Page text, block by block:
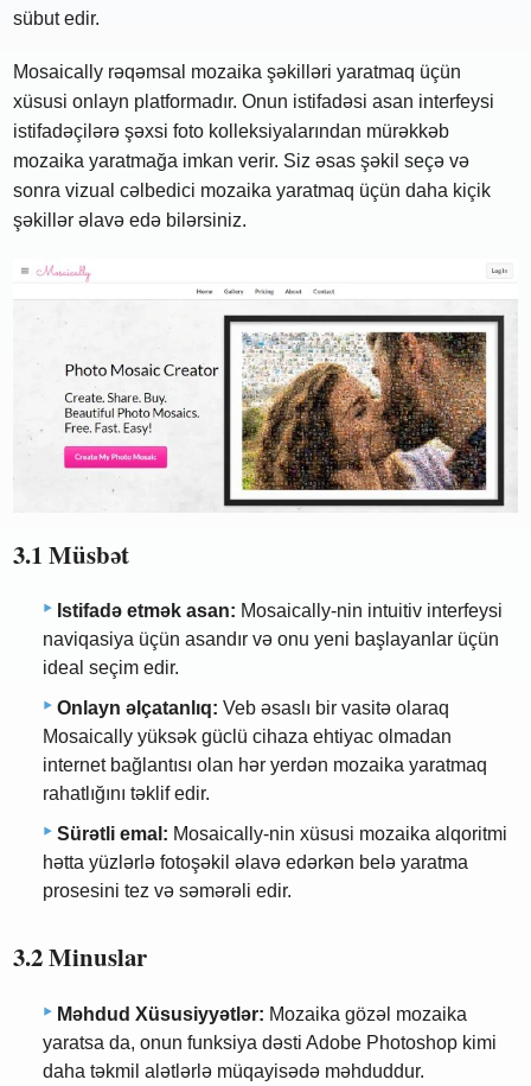
sübut edir.
Mosaically rəqəmsal mozaika şəkilləri yaratmaq üçün
xüsusi onlayn platformadır. Onun istifadəsi asan interfeysi
istifadəçilərə şəxsi foto kolleksiyalarından mürəkkəb
mozaika yaratmağa imkan verir. Siz əsas şəkil seçə və
sonra vizual cəlbedici mozaika yaratmaq üçün daha kiçik
şəkillər əlavə edə bilərsiniz.
3.1 Müsbət
Istifadə etmək asan: Mosaically-nin intuitiv interfeysi
naviqasiya üçün asandır və onu yeni başlayanlar üçün
ideal seçim edir.
Onlayn əlçatanlıq: Veb əsaslı bir vasitə olaraq
Mosaically yüksək güclü cihaza ehtiyac olmadan
internet bağlantısı olan hər yerdən mozaika yaratmaq
rahatlığını təklif edir.
Sürətli emal: Mosaically-nin xüsusi mozaika alqoritmi
hətta yüzlərlə fotoşəkil əlavə edərkən belə yaratma
prosesini tez və səmərəli edir.
3.2 Minuslar
Məhdud Xüsusiyyətlər: Mozaika gözəl mozaika
yaratsa da, onun funksiya dəsti Adobe Photoshop kimi
daha təkmil alətlərlə müqayisədə məhduddur.